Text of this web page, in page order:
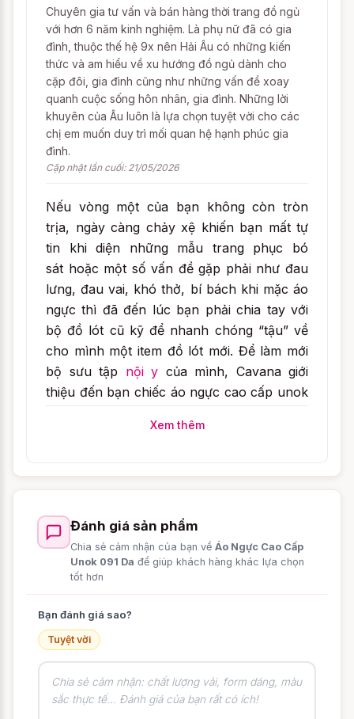
Chuyên gia tư vấn và bán hàng thời trang đồ ngủ
với hơn 6 năm kinh nghiệm. Là phụ nữ đã có gia
đình, thuộc thế hệ 9x nên Hải Âu có những kiến
thức và am hiểu về xu hướng đồ ngủ dành cho
cặp đôi, gia đình cũng như những vấn đề xoay
quanh cuộc sống hôn nhân, gia đình. Những lời
khuyên của Âu luôn là lựa chọn tuyệt vời cho các
chị em muốn duy trì mối quan hệ hạnh phúc gia
đình.
Cập nhật lần cuối: 21/05/2026
Nếu vòng một của bạn không còn tròn
trịa, ngày càng chảy xệ khiến bạn mất tự
tin khi diện những mẫu trang phục bó
sát hoặc một số vấn đề gặp phải như đau
lưng, đau vai, khó thở, bí bách khi mặc áo
ngực thì đã đến lúc bạn phải chia tay với
bộ đồ lót cũ kỹ để nhanh chóng “tậu” về
cho mình một item đồ lót mới. Để làm mới
bộ sưu tập nội y của mình, Cavana giới
thiệu đến bạn chiếc áo ngực cao cấp unok
chính hãng với chất liệu cao cấp, đường
nét tinh tế ngoài việc tôn lên vòng một
cong của phụ nữ thì chiếc áo ngực còn làm
chậm quá trình lão hóa và giúp dáng đi tự
nhiên cho cặp núi đôi.
Xem thêm
Đánh giá sản phẩm
Chia sẻ cảm nhận của bạn về Áo Ngực Cao Cấp
Unok 091 Da để giúp khách hàng khác lựa chọn
tốt hơn
Bạn đánh giá sao?
Tuyệt vời